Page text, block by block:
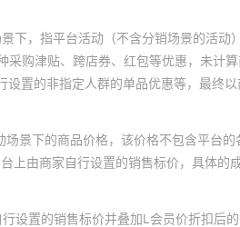
景下，指平台活动（不含分销场景的活
采购津贴、跨店券、红包等优惠，未计
设置的非指定人群的单品优惠等，最终
场景下的商品价格，该价格不包含平台
上由商家自行设置的销售标价，具体的
设置的销售标价并叠加L会员价折扣后的